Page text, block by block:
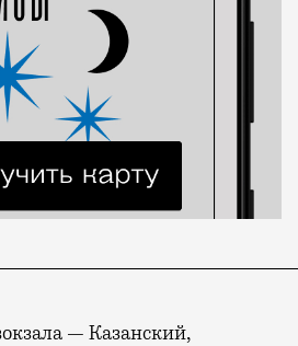
— Казанский,